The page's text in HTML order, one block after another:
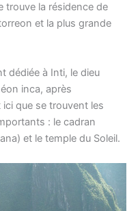
trouve la résidence de
et la plus grande
dédiée à Inti, le dieu
inca, après
ici que se trouvent les
: le cadran
et le temple du Soleil.